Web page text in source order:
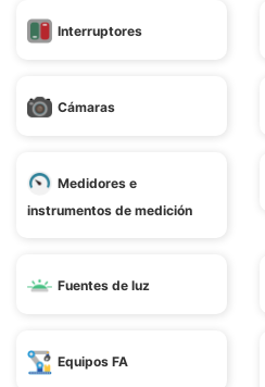
Interruptores
Cámaras
Medidores e
instrumentos de medición
Fuentes de luz
Equipos FA